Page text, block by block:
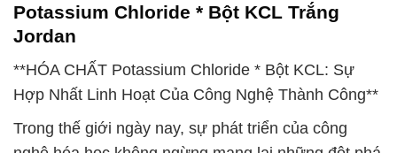
Potassium Chloride * Bột KCL Trắng
Jordan
**HÓA CHẤT Potassium Chloride * Bột KCL: Sự
Hợp Nhất Linh Hoạt Của Công Nghệ Thành Công**
Trong thế giới ngày nay, sự phát triển của công